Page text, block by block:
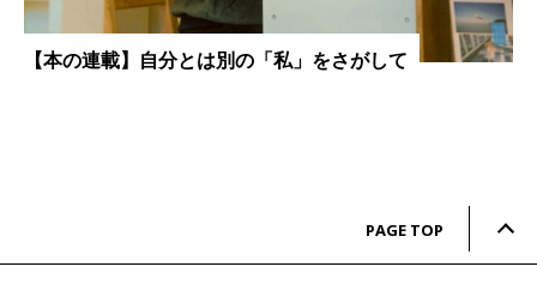
【本の連載】自分とは別の「私」をさがして
PAGE TOP